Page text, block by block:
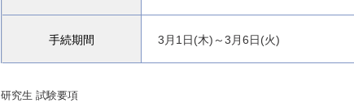
手続期間 3月1日(木)～3月6日(火)
研究生 試験要項